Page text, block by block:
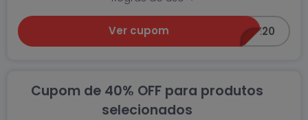
Ver cupom CLIENTE20
Cupom de 40% OFF para produtos
selecionados